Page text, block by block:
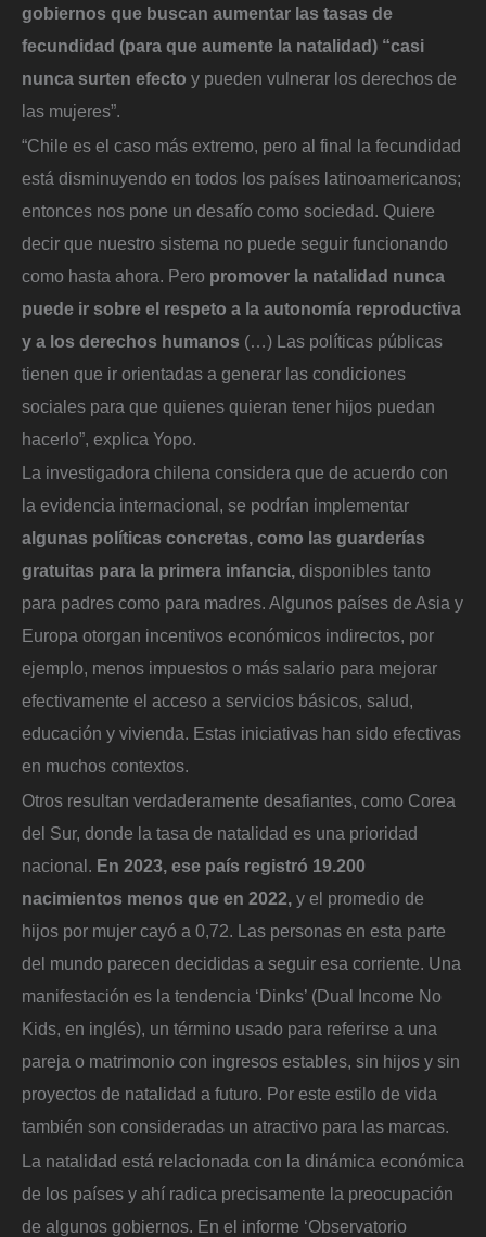
gobiernos que buscan aumentar las tasas de
fecundidad (para que aumente la natalidad) “casi
nunca surten efecto y pueden vulnerar los derechos de
las mujeres”.
“Chile es el caso más extremo, pero al final la fecundidad
está disminuyendo en todos los países latinoamericanos;
entonces nos pone un desafío como sociedad. Quiere
decir que nuestro sistema no puede seguir funcionando
como hasta ahora. Pero promover la natalidad nunca
puede ir sobre el respeto a la autonomía reproductiva
y a los derechos humanos (…) Las políticas públicas
tienen que ir orientadas a generar las condiciones
sociales para que quienes quieran tener hijos puedan
hacerlo”, explica Yopo.
La investigadora chilena considera que de acuerdo con
la evidencia internacional, se podrían implementar
algunas políticas concretas, como las guarderías
gratuitas para la primera infancia, disponibles tanto
para padres como para madres. Algunos países de Asia y
Europa otorgan incentivos económicos indirectos, por
ejemplo, menos impuestos o más salario para mejorar
efectivamente el acceso a servicios básicos, salud,
educación y vivienda. Estas iniciativas han sido efectivas
en muchos contextos.
Otros resultan verdaderamente desafiantes, como Corea
del Sur, donde la tasa de natalidad es una prioridad
nacional. En 2023, ese país registró 19.200
nacimientos menos que en 2022, y el promedio de
hijos por mujer cayó a 0,72. Las personas en esta parte
del mundo parecen decididas a seguir esa corriente. Una
manifestación es la tendencia ‘Dinks’ (Dual Income No
Kids, en inglés), un término usado para referirse a una
pareja o matrimonio con ingresos estables, sin hijos y sin
proyectos de natalidad a futuro. Por este estilo de vida
también son consideradas un atractivo para las marcas.
La natalidad está relacionada con la dinámica económica
de los países y ahí radica precisamente la preocupación
de algunos gobiernos. En el informe ‘Observatorio